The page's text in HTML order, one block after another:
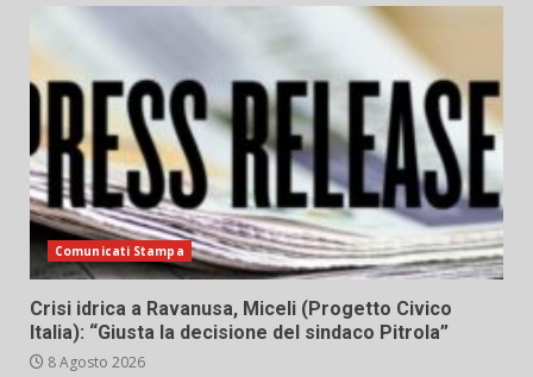
Comunicati Stampa
Crisi idrica a Ravanusa, Miceli (Progetto Civico
Italia): “Giusta la decisione del sindaco Pitrola”
8 Agosto 2026